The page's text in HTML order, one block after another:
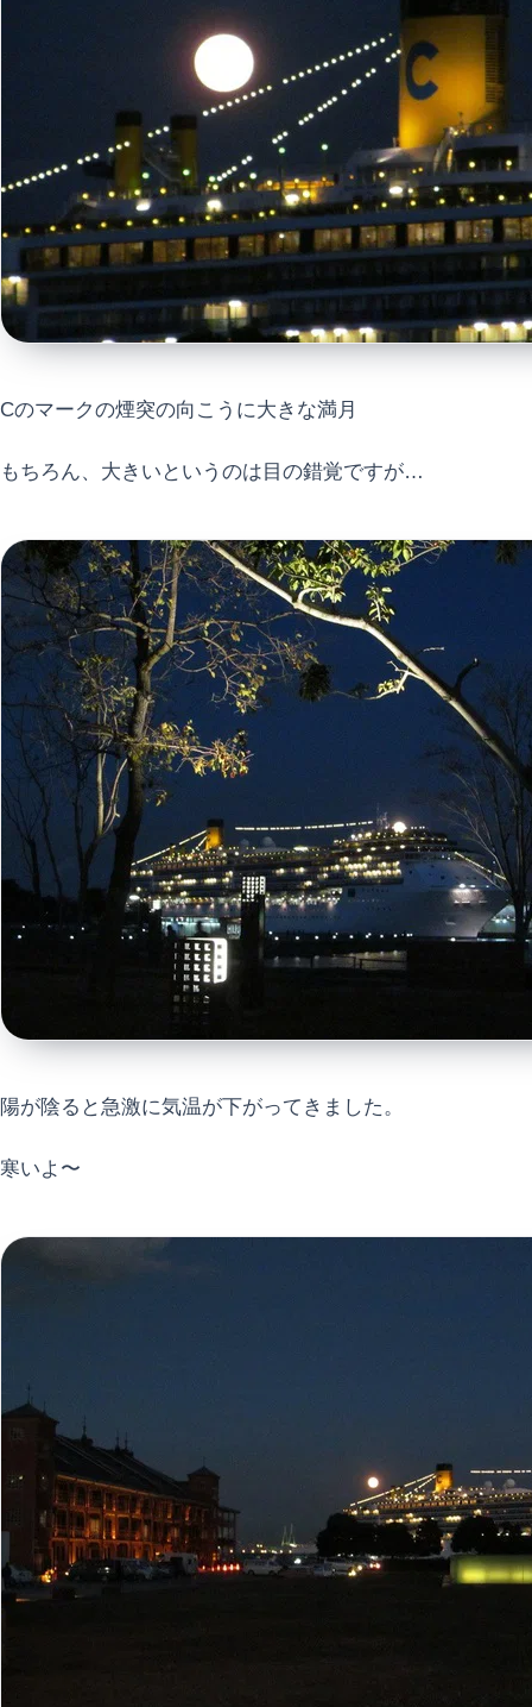
Cのマークの煙突の向こうに大きな満月
もちろん、大きいというのは目の錯覚ですが…
陽が陰ると急激に気温が下がってきました。
寒いよ〜